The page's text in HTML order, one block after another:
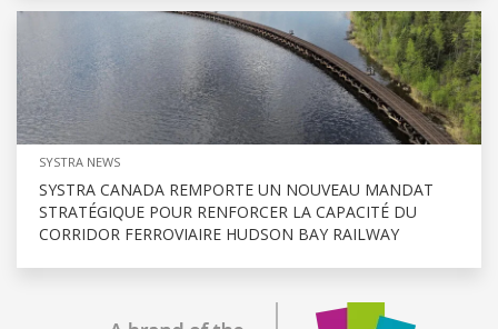
SYSTRA NEWS
SYSTRA CANADA REMPORTE UN NOUVEAU MANDAT
STRATÉGIQUE POUR RENFORCER LA CAPACITÉ DU
CORRIDOR FERROVIAIRE HUDSON BAY RAILWAY